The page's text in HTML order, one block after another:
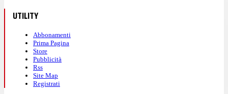
UTILITY
Abbonamenti
Prima Pagina
Store
Pubblicità
Rss
Site Map
Registrati